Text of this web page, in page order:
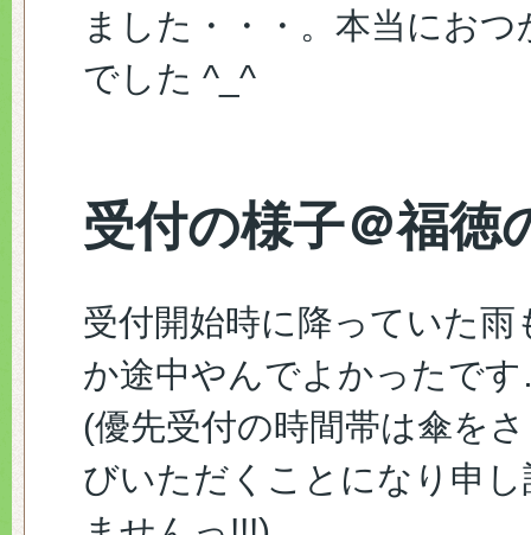
ました・・・。本当におつ
でした ^_^
受付の様子＠福徳
受付開始時に降っていた雨
か途中やんでよかったで
(優先受付の時間帯は傘を
びいただくことになり申